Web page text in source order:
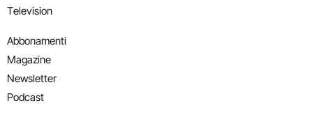
Television
Abbonamenti
Magazine
Newsletter
Podcast